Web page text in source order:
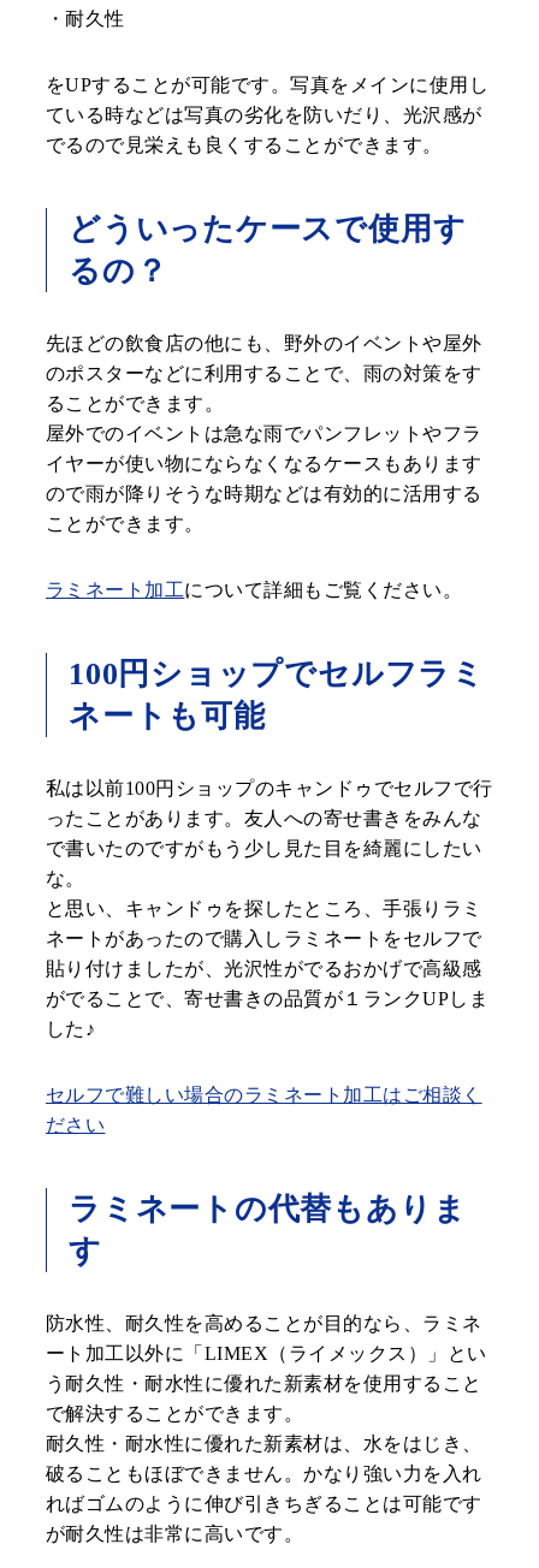
・耐久性
をUPすることが可能です。写真をメインに使用し
ている時などは写真の劣化を防いだり、光沢感が
でるので見栄えも良くすることができます。
どういったケースで使用す
るの？
先ほどの飲食店の他にも、野外のイベントや屋外
のポスターなどに利用することで、雨の対策をす
ることができます。
屋外でのイベントは急な雨でパンフレットやフラ
イヤーが使い物にならなくなるケースもあります
ので雨が降りそうな時期などは有効的に活用する
ことができます。
ラミネート加工について詳細もご覧ください。
100円ショップでセルフラミ
ネートも可能
私は以前100円ショップのキャンドゥでセルフで行
ったことがあります。友人への寄せ書きをみんな
で書いたのですがもう少し見た目を綺麗にしたい
な。
と思い、キャンドゥを探したところ、手張りラミ
ネートがあったので購入しラミネートをセルフで
貼り付けましたが、光沢性がでるおかげで高級感
がでることで、寄せ書きの品質が１ランクUPしま
した♪
セルフで難しい場合のラミネート加工はご相談く
ださい
ラミネートの代替もありま
す
防水性、耐久性を高めることが目的なら、ラミネ
ート加工以外に「LIMEX（ライメックス）」とい
う耐久性・耐水性に優れた新素材を使用すること
で解決することができます。
耐久性・耐水性に優れた新素材は、水をはじき、
破ることもほぼできません。かなり強い力を入れ
ればゴムのように伸び引きちぎることは可能です
が耐久性は非常に高いです。